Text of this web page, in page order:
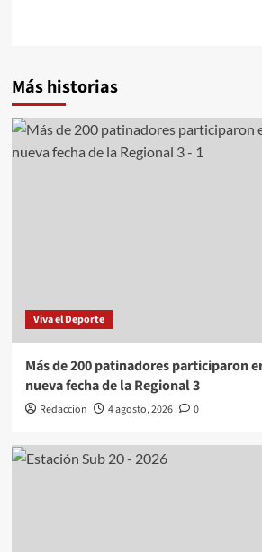
Más historias
Viva el Deporte
Más de 200 patinadores participaron
nueva fecha de la Regional 3
Redaccion 4 agosto, 2026 0